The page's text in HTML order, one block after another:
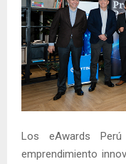
Los eAwards
emprendimiento